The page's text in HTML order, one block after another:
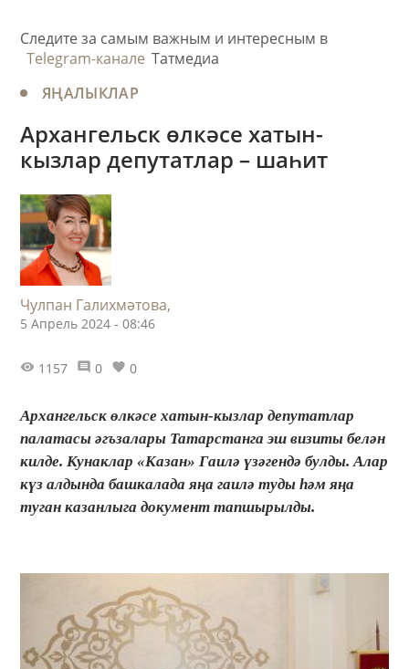
Следите за самым важным и интересным в
Telegram-канале Татмедиа
ЯҢАЛЫКЛАР
Архангельск өлкәсе хатын-
кызлар депутатлар – шаһит
Чулпан Галихмәтова,
5 Апрель 2024 - 08:46
1157 0 0
Архангельск өлкәсе хатын-кызлар депутатлар
палатасы әгъзалары Татарстанга эш визиты белән
килде. Кунаклар «Казан» Гаилә үзәгендә булды. Алар
күз алдында башкалада яңа гаилә туды һәм яңа
туган казанлыга документ тапшырылды.